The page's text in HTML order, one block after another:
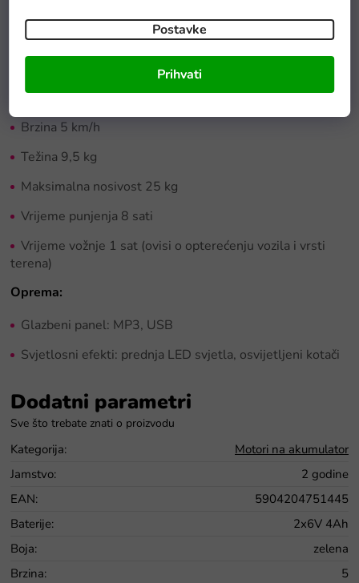
Postavke
Prihvati
Snaga 2x35W
Dimenzije vozila 92 x 53 x 62 cm
Brzina 5 km/h
Težina 9,5 kg
Maksimalna nosivost 25 kg
Vrijeme punjenja 8 sati
Vrijeme vožnje 1 sat (ovisi o opterećenju vozila i vrsti
terena)
Oprema:
Glazbeni panel: MP3, USB
Svjetlosni efekti: prednja LED svjetla, osvijetljeni kotači
Dodatni parametri
Kategorija:
Motori na akumulator
Jamstvo:
2 godine
EAN:
5904204751445
Baterije:
2x6V 4Ah
Boja:
zelena
Brzina:
5